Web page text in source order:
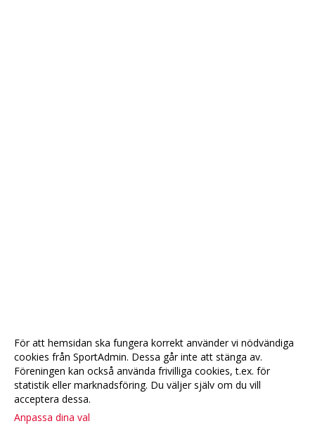
För att hemsidan ska fungera korrekt använder vi nödvändiga
cookies från SportAdmin. Dessa går inte att stänga av.
Föreningen kan också använda frivilliga cookies, t.ex. för
statistik eller marknadsföring. Du väljer själv om du vill
acceptera dessa.
Anpassa dina val